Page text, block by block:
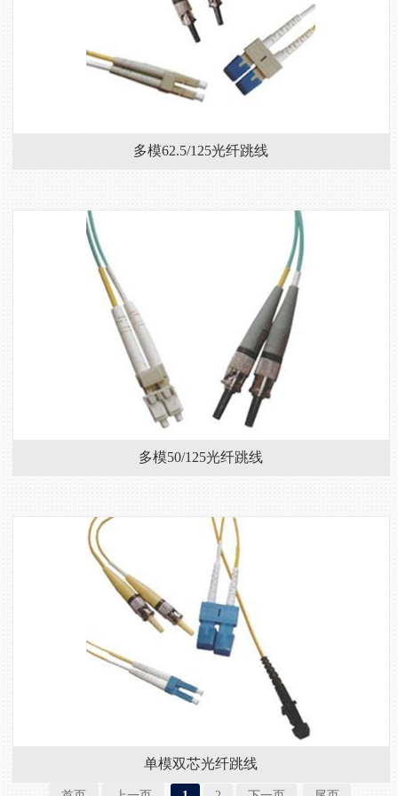
多模62.5/125光纤跳线
多模50/125光纤跳线
单模双芯光纤跳线